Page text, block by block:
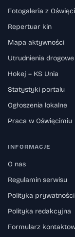
Fotogaleria z
Repertuar kin
Mapa aktywności
Utrudnienia drogowe
Hokej – KS Unia
Statystyki portalu
Ogłoszenia lokalne
Praca w Oświęcimiu
INFORMACJE
O nas
Regulamin serwisu
Polityka prywatności
Polityka redakcyjna
Formularz